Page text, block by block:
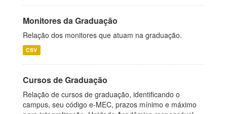
Monitores da Graduação
Relação dos monitores que atuam na graduação.
CSV
Cursos de Graduação
Relação de cursos de graduação, identificando o
campus, seu código e-MEC, prazos mínimo e máximo